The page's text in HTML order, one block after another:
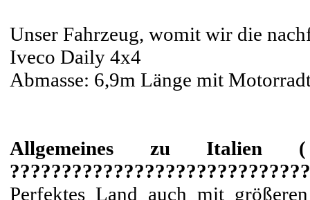
Unser Fahrzeug, womit wir die
Iveco Daily 4x4
Abmasse: 6,9m Länge mit
Allgemeines zu Italien
Perfektes Land auch mit